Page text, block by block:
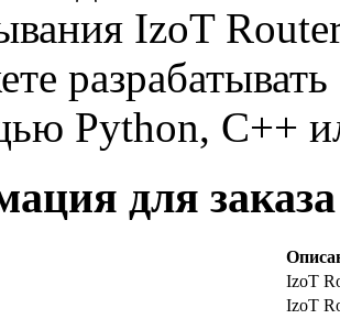
IzoT
Python, C++
для заказа
IzoT
IzoT